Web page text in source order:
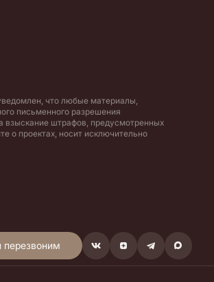
что любые материалы,
письменного разрешения
взыскание штрафов, предусмотренных
о проектах, носит исключительно